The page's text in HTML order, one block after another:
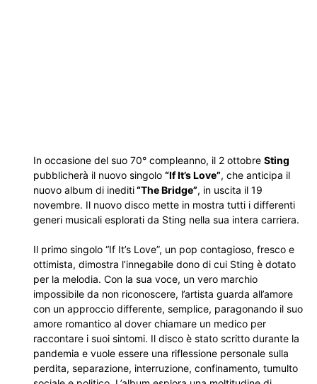
In occasione del suo 70° compleanno, il 2 ottobre Sting
pubblicherà il nuovo singolo “If It’s Love”, che anticipa il
nuovo album di inediti“The Bridge”, in uscita il 19
novembre. Il nuovo disco mette in mostra tutti i differenti
generi musicali esplorati da Sting nella sua intera carriera.
Il primo singolo “If It’s Love”, un pop contagioso, fresco e
ottimista, dimostra l’innegabile dono di cui Sting è dotato
per la melodia. Con la sua voce, un vero marchio
impossibile da non riconoscere, l’artista guarda all’amore
con un approccio differente, semplice, paragonando il suo
amore romantico al dover chiamare un medico per
raccontare i suoi sintomi. Il disco è stato scritto durante la
pandemia e vuole essere una riflessione personale sulla
perdita, separazione, interruzione, confinamento, tumulto